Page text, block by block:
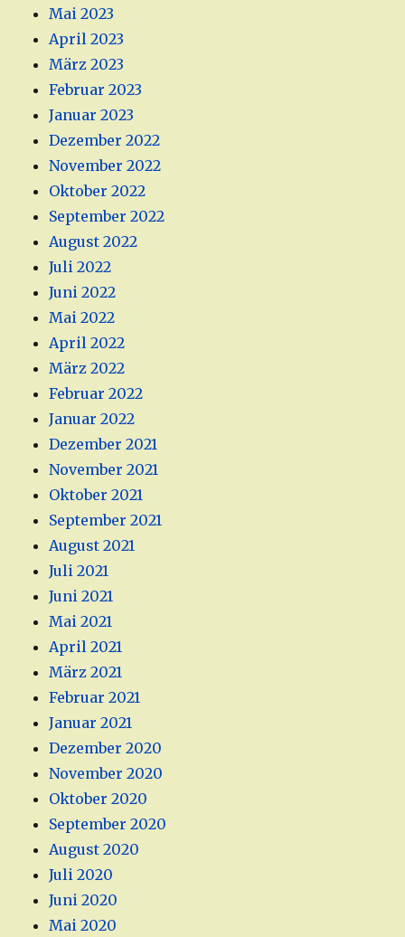
Mai 2023
April 2023
März 2023
Februar 2023
Januar 2023
Dezember 2022
November 2022
Oktober 2022
September 2022
August 2022
Juli 2022
Juni 2022
Mai 2022
April 2022
März 2022
Februar 2022
Januar 2022
Dezember 2021
November 2021
Oktober 2021
September 2021
August 2021
Juli 2021
Juni 2021
Mai 2021
April 2021
März 2021
Februar 2021
Januar 2021
Dezember 2020
November 2020
Oktober 2020
September 2020
August 2020
Juli 2020
Juni 2020
Mai 2020